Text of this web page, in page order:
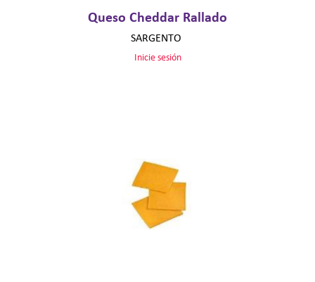
Queso Cheddar Rallado
SARGENTO
Inicie sesión